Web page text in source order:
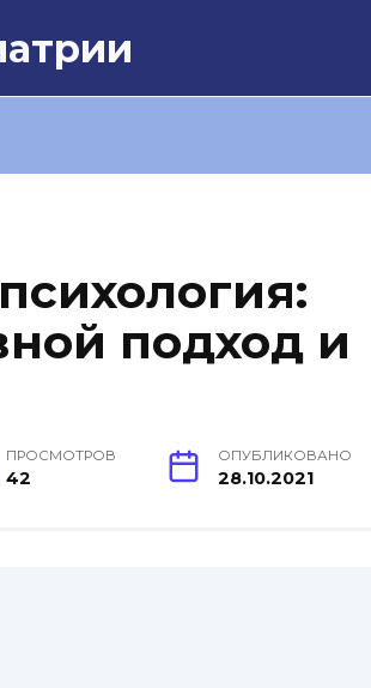
подход и
ПРОСМОТРОВ
42
ОПУБЛИКОВАНО
28.10.2021